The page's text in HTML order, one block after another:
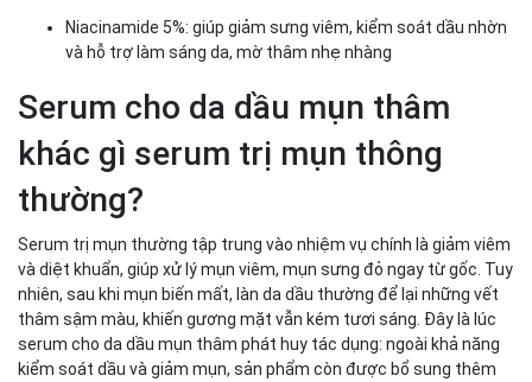
Niacinamide 5%: giúp giảm sưng viêm, kiểm soát dầu nhờn
và hỗ trợ làm sáng da, mờ thâm nhẹ nhàng
Serum cho da dầu mụn thâm
khác gì serum trị mụn thông
thường?
Serum trị mụn thường tập trung vào nhiệm vụ chính là giảm viêm
và diệt khuẩn, giúp xử lý mụn viêm, mụn sưng đỏ ngay từ gốc. Tuy
nhiên, sau khi mụn biến mất, làn da dầu thường để lại những vết
thâm sậm màu, khiến gương mặt vẫn kém tươi sáng. Đây là lúc
serum cho da dầu mụn thâm phát huy tác dụng: ngoài khả năng
kiểm soát dầu và giảm mụn, sản phẩm còn được bổ sung thêm